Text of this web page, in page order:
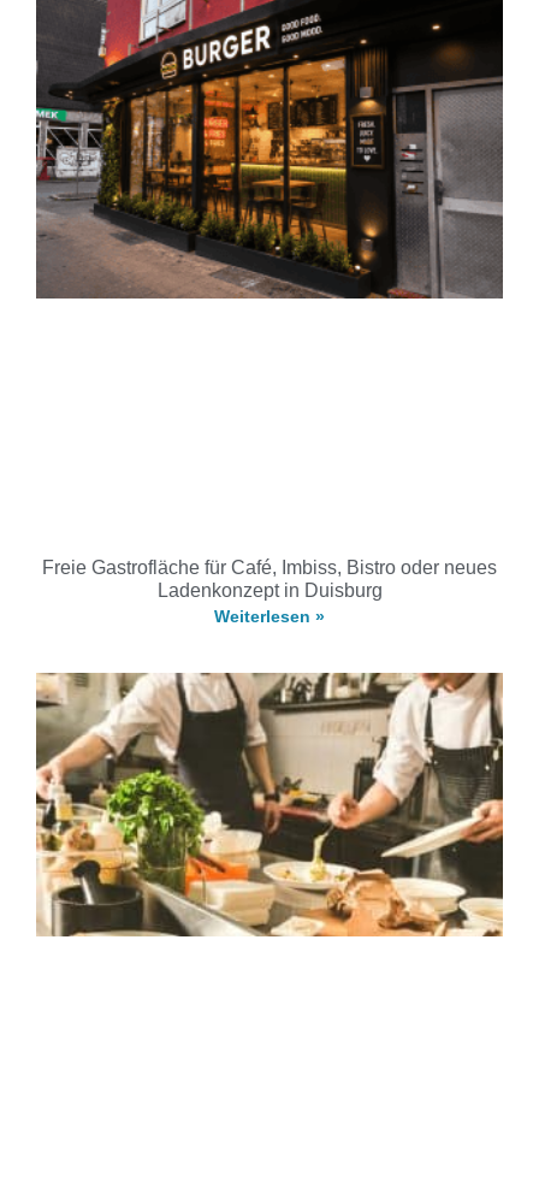
Freie Gastrofläche für Café, Imbiss, Bistro oder neues
Ladenkonzept in Duisburg
Weiterlesen »